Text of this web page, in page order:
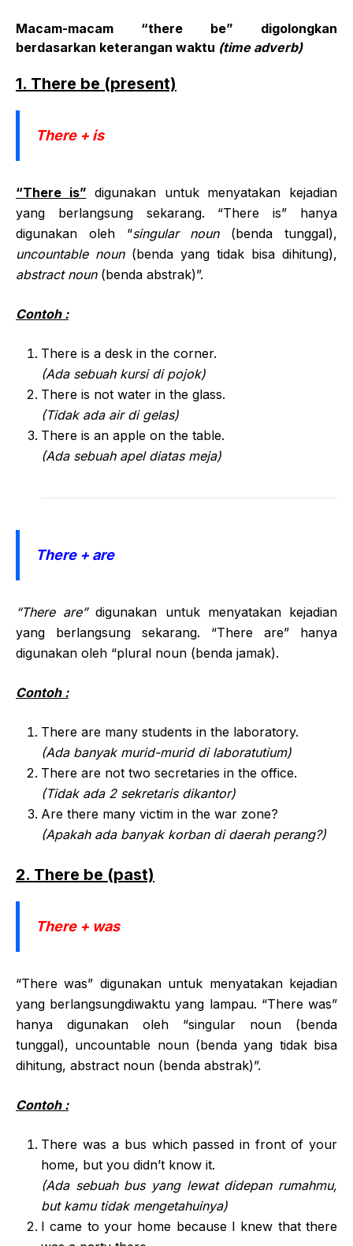
Macam-macam “there be” digolongkan
berdasarkan keterangan waktu (time adverb)
1. There be (present)
There + is
“There is” digunakan untuk menyatakan kejadian
yang berlangsung sekarang. “There is” hanya
digunakan oleh “singular noun(benda tunggal),
uncountable noun(benda yang tidak bisa dihitung),
abstract noun(benda abstrak)”.
Contoh :
There is a desk in the corner.
(Ada sebuah kursi di pojok)
There is not water in the glass.
(Tidak ada air di gelas)
There is an apple on the table.
(Ada sebuah apel diatas meja)
There + are
“There are”digunakan untuk menyatakan kejadian
yang berlangsung sekarang. “There are” hanya
digunakan oleh “plural noun (benda jamak).
Contoh :
There are many students in the laboratory.
(Ada banyak murid-murid di laboratutium)
There are not two secretaries in the office.
(Tidak ada 2 sekretaris dikantor)
Are there many victim in the war zone?
(Apakah ada banyak korban di daerah perang?)
2. There be (past)
There + was
“There was” digunakan untuk menyatakan kejadian
yang berlangsungdiwaktu yang lampau. “There was”
hanya digunakan oleh “singular noun (benda
tunggal), uncountable noun (benda yang tidak bisa
dihitung, abstract noun (benda abstrak)”.
Contoh :
There was a bus which passed in front of your
home, but you didn’t know it.
(Ada sebuah bus yang lewat didepan rumahmu,
but kamu tidak mengetahuinya)
I came to your home because I knew that there